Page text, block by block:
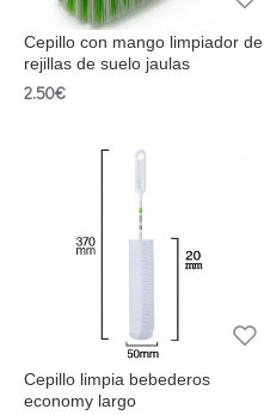
Cepillo con mango limpiador de
rejillas de suelo jaulas
2.50€
Cepillo limpia bebederos
economy largo